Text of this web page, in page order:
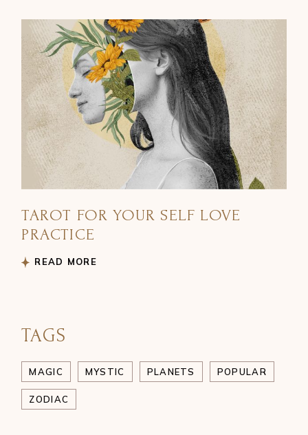
TAROT FOR YOUR SELF LOVE
PRACTICE
READ MORE
TAGS
MAGIC MYSTIC PLANETS POPULAR
ZODIAC